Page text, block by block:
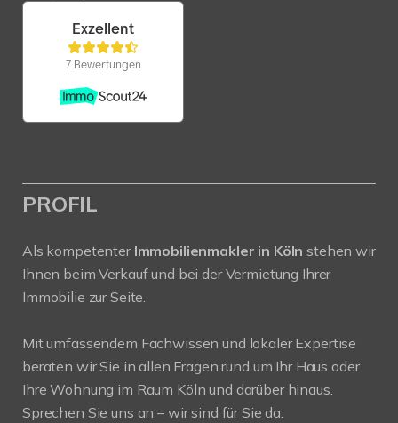
PROFIL
Als kompetenter Immobilienmakler in Köln stehen wir
Ihnen beim Verkauf und bei der Vermietung Ihrer
Immobilie zur Seite.
Mit umfassendem Fachwissen und lokaler Expertise
beraten wir Sie in allen Fragen rund um Ihr Haus oder
Ihre Wohnung im Raum Köln und darüber hinaus.
Sprechen Sie uns an – wir sind für Sie da.